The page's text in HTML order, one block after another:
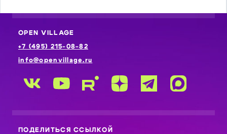
OPEN VILLAGE
+7 (495) 215-08-82
info@openvillage.ru
ПОДЕЛИТЬСЯ ССЫЛКОЙ